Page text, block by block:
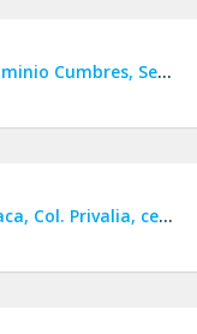
Terreno en venta en Dominio Cumbres, Sector Paloblanco Residencial.
Casa en renta en Apodaca, Col. Privalia, cerca de San Nicolás